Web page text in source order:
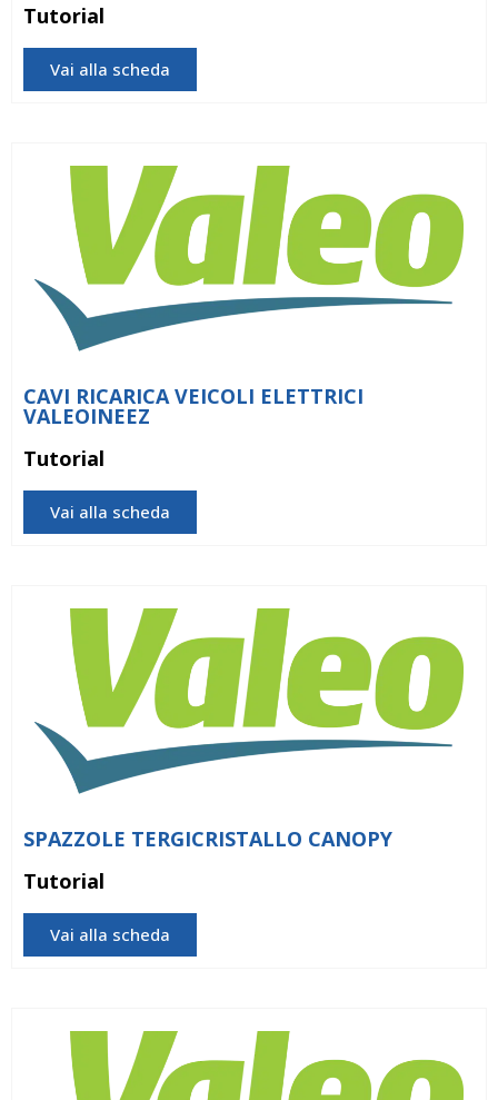
Tutorial
Vai alla scheda
CAVI RICARICA VEICOLI ELETTRICI
VALEOINEEZ
Tutorial
Vai alla scheda
SPAZZOLE TERGICRISTALLO CANOPY
Tutorial
Vai alla scheda